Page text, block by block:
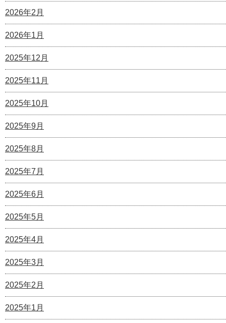
2026年2月
2026年1月
2025年12月
2025年11月
2025年10月
2025年9月
2025年8月
2025年7月
2025年6月
2025年5月
2025年4月
2025年3月
2025年2月
2025年1月